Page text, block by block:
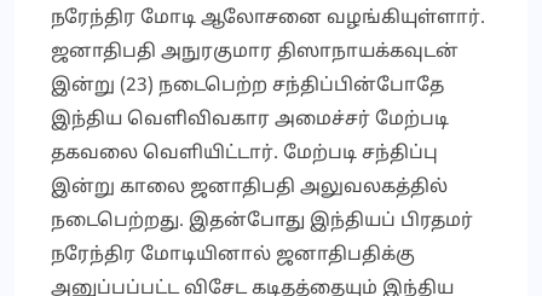
நரேந்திர மோடி ஆலோசனை வழங்கியுள்ளார்.
ஜனாதிபதி அநுரகுமார திஸாநாயக்கவுடன்
இன்று (23) நடைபெற்ற சந்திப்பின்போதே
இந்திய வெளிவிவகார அமைச்சர் மேற்படி
தகவலை வெளியிட்டார். மேற்படி சந்திப்பு
இன்று காலை ஜனாதிபதி அலுவலகத்தில்
நடைபெற்றது. இதன்போது இந்தியப் பிரதமர்
நரேந்திர மோடியினால் ஜனாதிபதிக்கு
அனுப்பப்பட்ட விசேட கடிதத்தையும் இந்திய